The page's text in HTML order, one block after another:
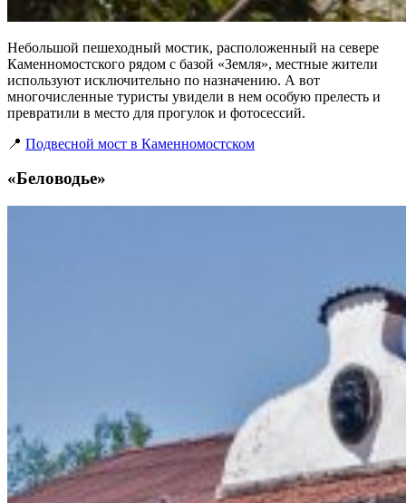
Небольшой пешеходный мостик, расположенный на севере
Каменномостского рядом с базой «Земля», местные жители
используют исключительно по назначению. А вот
многочисленные туристы увидели в нем особую прелесть и
превратили в место для прогулок и фотосессий.
📍 Подвесной мост в Каменномостском
«Беловодье»